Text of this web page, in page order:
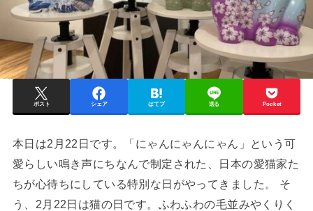
ポスト シェア はてブ 送る Pocket
本日は2月22日です。「にゃんにゃんにゃん」という可
愛らしい鳴き声にちなんで制定された、日本の愛猫家た
ちが心待ちにしている特別な日がやってきました。 そ
う、2月22日は猫の日です。ふわふわの毛並みやくりく